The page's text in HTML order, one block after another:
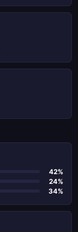
42%
24%
34%